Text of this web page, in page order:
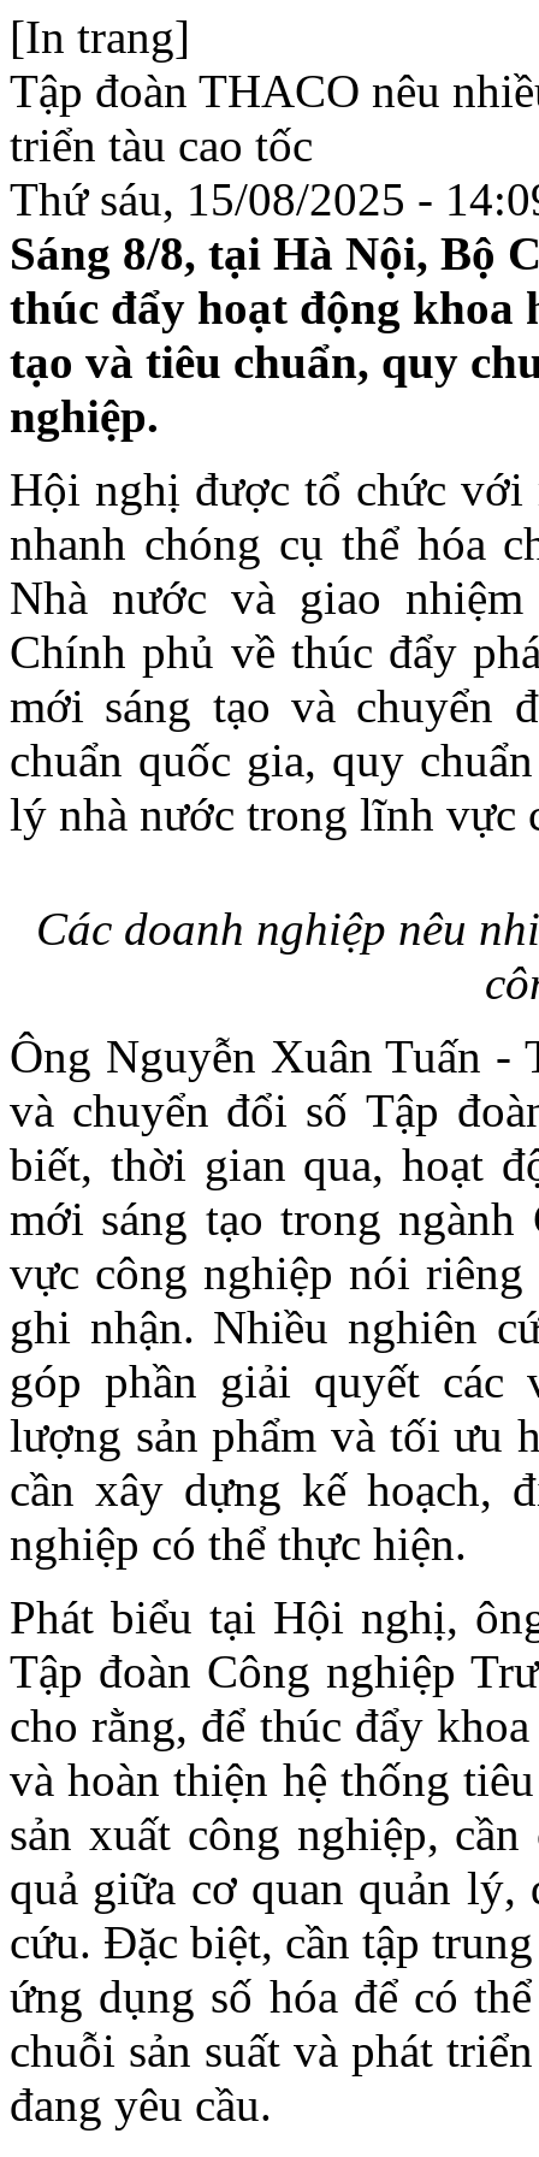
[In trang]
Tập đoàn THACO nêu
triển tàu cao tốc
Thứ sáu, 15/08/2025 -
Sáng 8/8, tại Hà Nội, Bộ
thúc đẩy hoạt động khoa
tạo và tiêu chuẩn, quy
nghiệp.
Hội nghị được tổ chức với
nhanh chóng cụ thể hóa
Nhà nước và giao
Chính phủ về thúc đẩy
mới sáng tạo và chuyển
chuẩn quốc gia, quy
lý nhà nước trong lĩnh vực
Các doanh nghiệp nêu
Ông Nguyễn Xuân Tuấn -
và chuyển đổi số Tập
biết, thời gian qua, hoạt
mới sáng tạo trong
vực công nghiệp nói
ghi nhận. Nhiều nghiên
góp phần giải quyết các
lượng sản phẩm và tối ưu
cần xây dựng kế hoạch,
nghiệp có thể thực hiện.
Phát biểu tại Hội nghị,
Tập đoàn Công nghiệp
cho rằng, để thúc đẩy
và hoàn thiện hệ thống
sản xuất công nghiệp,
quả giữa cơ quan quản lý,
cứu. Đặc biệt, cần tập
ứng dụng số hóa để có
chuỗi sản suất và phát
đang yêu cầu.